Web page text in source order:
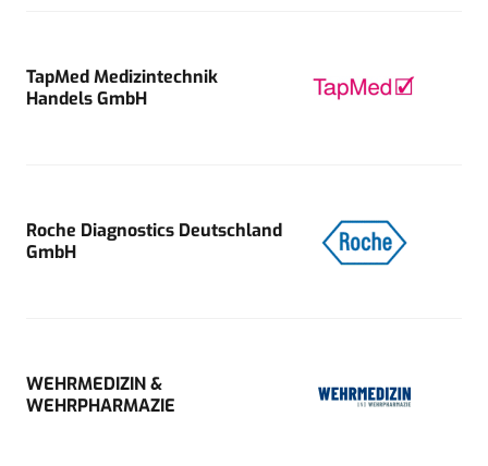
TapMed Medizintechnik
Handels GmbH
Roche Diagnostics Deutschland
GmbH
WEHRMEDIZIN &
WEHRPHARMAZIE